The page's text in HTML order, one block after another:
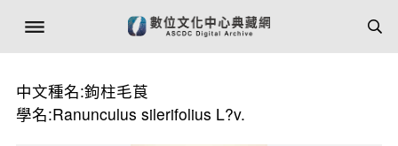
中文種名:鉤柱毛莨
學名:Ranunculus silerifolius L?v.